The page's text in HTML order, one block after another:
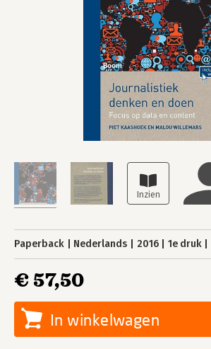
Paperback Nederlands 2016 1e druk
€ 57,50
In winkelwagen